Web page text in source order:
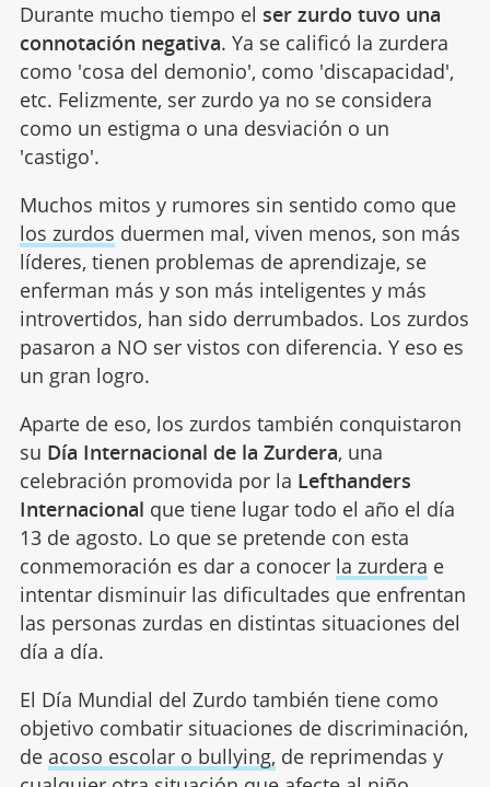
Durante mucho tiempo el ser zurdo tuvo una
connotación negativa. Ya se calificó la zurdera
como 'cosa del demonio', como 'discapacidad',
etc. Felizmente, ser zurdo ya no se considera
como un estigma o una desviación o un
'castigo'.
Muchos mitos y rumores sin sentido como que
los zurdos duermen mal, viven menos, son más
líderes, tienen problemas de aprendizaje, se
enferman más y son más inteligentes y más
introvertidos, han sido derrumbados. Los zurdos
pasaron a NO ser vistos con diferencia. Y eso es
un gran logro.
Aparte de eso, los zurdos también conquistaron
su Día Internacional de la Zurdera, una
celebración promovida por la Lefthanders
Internacional que tiene lugar todo el año el día
13 de agosto. Lo que se pretende con esta
conmemoración es dar a conocer la zurdera e
intentar disminuir las dificultades que enfrentan
las personas zurdas en distintas situaciones del
día a día.
El Día Mundial del Zurdo también tiene como
objetivo combatir situaciones de discriminación,
de acoso escolar o bullying, de reprimendas y